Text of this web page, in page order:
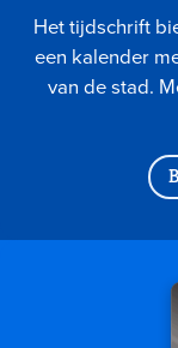
Het tijdschrift
een kalender
van de stad.